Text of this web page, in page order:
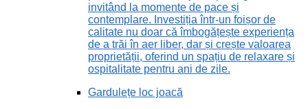
invitând la momente de pace și
contemplare. Investiția într-un foișor de
calitate nu doar că îmbogățește experiența
de a trăi în aer liber, dar și crește valoarea
proprietății, oferind un spațiu de relaxare și
ospitalitate pentru ani de zile.
Gardulețe loc joacă